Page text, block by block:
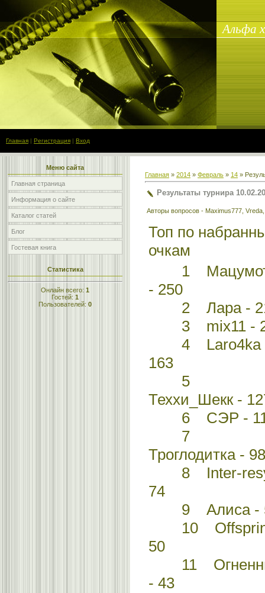
Альфа
Главная | Регистрация | Вход
Меню сайта
Главная страница
Информация о сайте
Каталог статей
Блог
Гостевая книга
Статистика
Онлайн всего: 1
Гостей: 1
Пользователей: 0
Главная » 2014 » Февраль » 14 »
Результаты турнира
Авторы вопросов - Maximus777,
Топ по
очкам
1
- 250
2 Лара -
3 mix11 -
4 Laro4ka
163
5
Теххи_Шекк -
6 СЭР -
7
Троглодитка - 98
8 Inter-
74
9 Алиса -
10
50
11
- 43